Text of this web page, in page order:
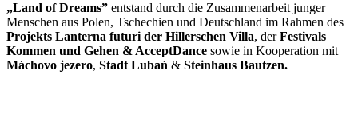
„Land of Dreams” entstand durch die Zusammenarbeit junger
Menschen aus Polen, Tschechien und Deutschland im Rahmen des
Projekts Lanterna futuri der Hillerschen Villa, derFestivals
Kommen und Gehen & AcceptDance sowie in Kooperation mit
Máchovo jezero, Stadt Lubań & Steinhaus Bautzen.